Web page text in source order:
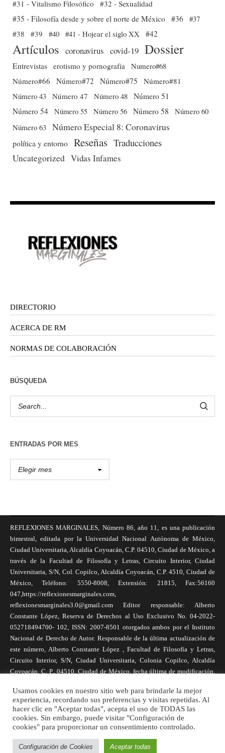
#31 - Vitalismo Filosófico
#32 - Sexualidad
#35 - Filosofía desde y sobre el norte de México #36 #37
#38
#39 #40 #41 - Hojear el siglo XX #42
Artículos coronavirus covid-19 Dossier
Entrevistas erotismo y pornografía
Numero#68
Número#66
Número#72 Número#75
Número#81
Número 43 Número 47 Número 48 Número 51
Número 54 Número 55 Número 56 Número 58
Número 60
Número 63 Número Especial 8: Coronavirus
política y entorno Reseñas Traducciones
Uncategorized Vidas Infames
DIRECTORIO
ACERCA DE RM
NORMAS DE COLABORACIÓN
BÚSQUEDA
ENTRADAS POR MES
REFLEXIONES MARGINALES, Número 86, año 11, es una publicación
bimestral, editada por la Universidad Nacional Autónoma de México,
Ciudad Universitaria, Alcaldía Coyoacán, C.P. 04510, Ciudad de México, a
través de la Facultad de Filosofía y Letras, Circuito Interior, Ciudad
Universitaria, S/N, Col. Copilco, Alcaldía Coyoacán, C.P. 4510, Ciudad de
México, Teléfono: 5550-8008, Extensión: 21815, Fax:56160
047,https://reflexionesmarginales.com,
reflexionesmarginales3.0@gmail.com Editor responsable: Alberto
Constante López, Reserva de Derechos al Uso Exclusivo No. 04-2022-
052718494700- 102, ISSN: 2007-8501 otorgados ambos por el Instituto
Nacional de Derecho de Autor. Responsable de la última actualización de
este número, Alberto Constante López , Facultad de Filosofía y Letras,
Circuito Interior, S/N, Ciudad Universitaria, Colonia Copilco, Alcaldía
Coyoacán, C. P., 04510, Ciudad de México, fecha última de modificación,
necesariamente reflejan la postura de la revista, ni de Universidad Nacional
Autónoma de México. Los autores son responsables de los contenidos de
sus artículos. Se autoriza la reproducción total o parcial de los textos aquí
publicados siempre y cuando se cite la fuente completa y la dirección
electrónica de la publicación.
Usamos cookies en nuestro sitio web para brindarle la mejor
experiencia, recordando sus preferencias y visitas repetidas. Al
hacer clic en "Aceptar todas", acepta el uso de TODAS las
cookies. Sin embargo, puede visitar "Configuración de
cookies" para proporcionar un consentimiento controlado.
Configuración de Cookies Aceptar todas